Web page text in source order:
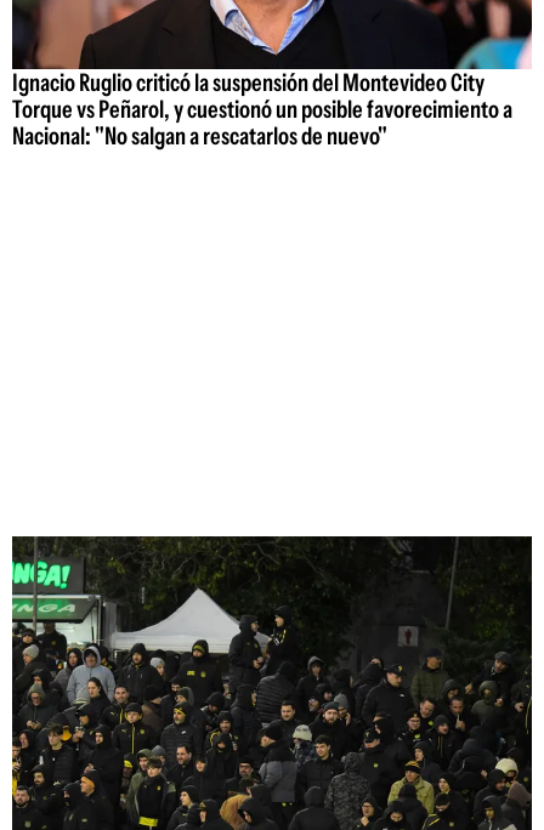
Ignacio Ruglio criticó la suspensión del Montevideo City
Torque vs Peñarol, y cuestionó un posible favorecimiento a
Nacional: "No salgan a rescatarlos de nuevo"